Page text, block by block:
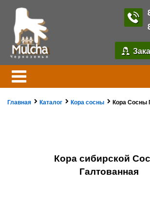
Главная Каталог Кора сосны Кора Сосны
Кора сибирской
Галтованная